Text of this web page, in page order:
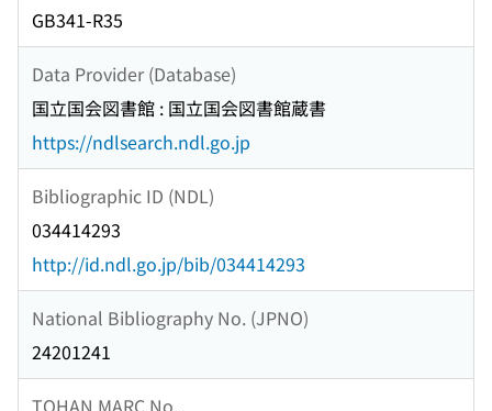
GB341-R35
Data Provider (Database)
国立国会図書館 : 国立国会図書館蔵書
https://ndlsearch.ndl.go.jp
Bibliographic ID (NDL)
034414293
http://id.ndl.go.jp/bib/034414293
National Bibliography No. (JPNO)
24201241
TOHAN MARC No.